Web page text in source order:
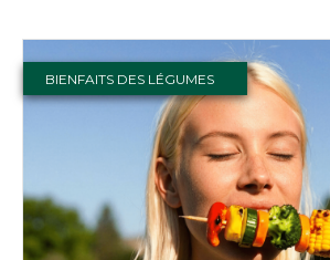
BIENFAITS DES LÉGUMES